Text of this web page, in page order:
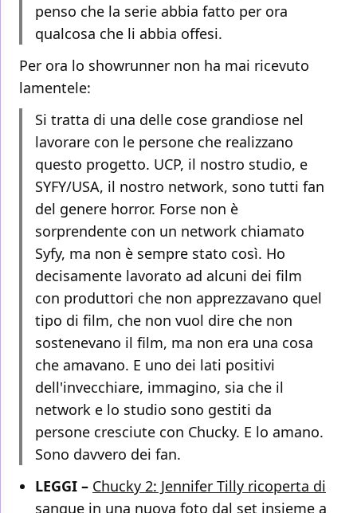
penso che la serie abbia fatto per ora
qualcosa che li abbia offesi.
Per ora lo showrunner non ha mai ricevuto
lamentele:
Si tratta di una delle cose grandiose nel
lavorare con le persone che realizzano
questo progetto. UCP, il nostro studio, e
SYFY/USA, il nostro network, sono tutti fan
del genere horror. Forse non è
sorprendente con un network chiamato
Syfy, ma non è sempre stato così. Ho
decisamente lavorato ad alcuni dei film
con produttori che non apprezzavano quel
tipo di film, che non vuol dire che non
sostenevano il film, ma non era una cosa
che amavano. E uno dei lati positivi
dell'invecchiare, immagino, sia che il
network e lo studio sono gestiti da
persone cresciute con Chucky. E lo amano.
Sono davvero dei fan.
LEGGI – Chucky 2: Jennifer Tilly ricoperta di
sangue in una nuova foto dal set insieme a